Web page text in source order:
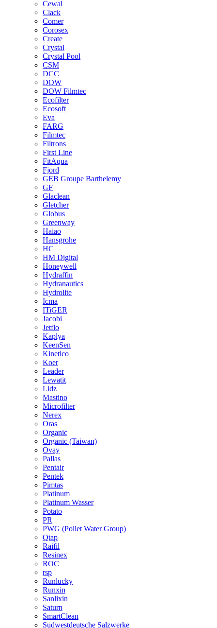
Cewal
Clack
Comer
Corosex
Create
Crystal
Crystal Pool
CSM
DCC
DOW
DOW Filmtec
Ecofilter
Ecosoft
Eva
FARG
Filmtec
Filtrons
First Line
FitAqua
Fjord
GEB Groupe Barthelemy
GF
Glaclean
Gletcher
Globus
Greenway
Haiao
Hansgrohe
HC
HM Digital
Honeywell
Hydraffin
Hydranautics
Hydrolite
Icma
ITiGER
Jacobi
Jetflo
Kaplya
KeenSen
Kinetico
Koer
Leader
Lewatit
Lidz
Mastino
Microfilter
Nerex
Oras
Organic
Organic (Taiwan)
Ovay
Pallas
Pentair
Pentek
Pimtas
Platinum
Platinum Wasser
Potato
PR
PWG (Pollet Water Group)
Qtap
Raifil
Resinex
ROC
rsp
Runlucky
Runxin
Sanlixin
Saturn
SmartClean
Sudwestdeutsche Salzwerke